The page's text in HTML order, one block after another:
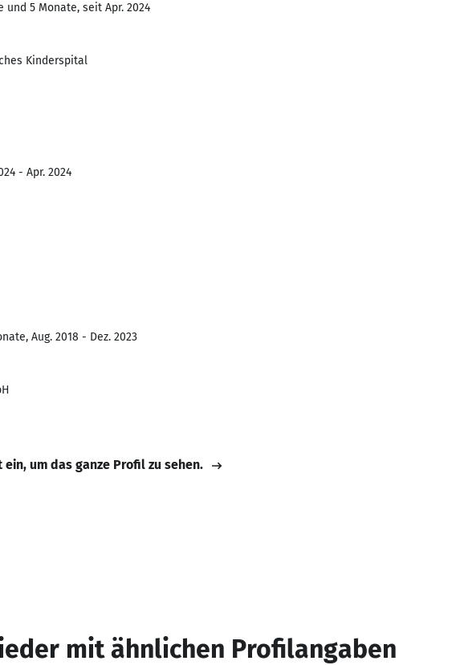
und 5 Monate, seit Apr. 2024
Kinderspital
- Apr. 2024
Aug. 2018 - Dez. 2023
ein, um das ganze Profil zu sehen.
mit ähnlichen Profilangaben